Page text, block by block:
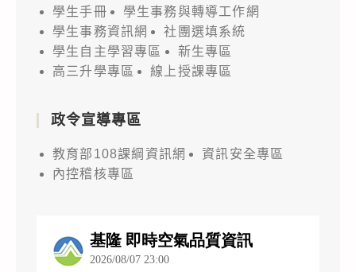
學生手冊
學生事務與轉導工作網
學生事務資訊網
社團選填系統
學生自主學習專區
新生專區
高三升學專區
線上授課專區
政令宣導專區
教育部108課綱資訊網
資訊安全專區
內控稽核專區